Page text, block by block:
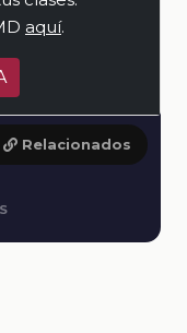
aquí.
Relacionados